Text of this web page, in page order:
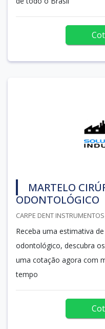
MARTELO
ODONTOLÓGICO
CARPE DENT
Receba uma estimativa
odontológico, descubra
uma cotação agora com
tempo